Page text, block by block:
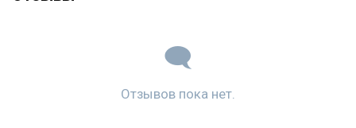
Отзывов пока нет.